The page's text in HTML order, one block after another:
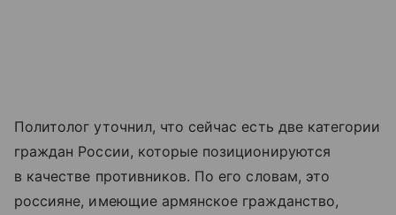
Политолог уточнил, что сейчас есть две категории
граждан России, которые позиционируются
в качестве противников. По его словам, это
россияне, имеющие армянское гражданство,